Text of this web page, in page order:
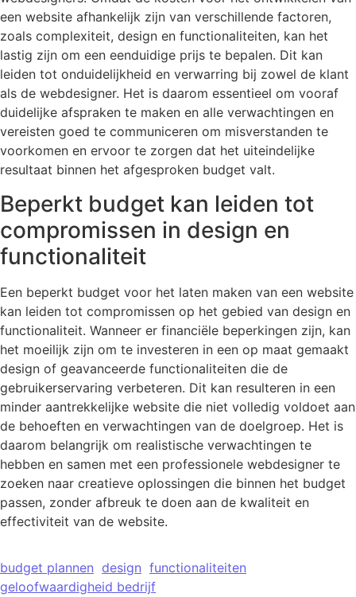
een website afhankelijk zijn van verschillende factoren,
zoals complexiteit, design en functionaliteiten, kan het
lastig zijn om een eenduidige prijs te bepalen. Dit kan
leiden tot onduidelijkheid en verwarring bij zowel de klant
als de webdesigner. Het is daarom essentieel om vooraf
duidelijke afspraken te maken en alle verwachtingen en
vereisten goed te communiceren om misverstanden te
voorkomen en ervoor te zorgen dat het uiteindelijke
resultaat binnen het afgesproken budget valt.
Beperkt budget kan leiden tot
compromissen in design en
functionaliteit
Een beperkt budget voor het laten maken van een website
kan leiden tot compromissen op het gebied van design en
functionaliteit. Wanneer er financiële beperkingen zijn, kan
het moeilijk zijn om te investeren in een op maat gemaakt
design of geavanceerde functionaliteiten die de
gebruikerservaring verbeteren. Dit kan resulteren in een
minder aantrekkelijke website die niet volledig voldoet aan
de behoeften en verwachtingen van de doelgroep. Het is
daarom belangrijk om realistische verwachtingen te
hebben en samen met een professionele webdesigner te
zoeken naar creatieve oplossingen die binnen het budget
passen, zonder afbreuk te doen aan de kwaliteit en
effectiviteit van de website.
budget plannen design functionaliteiten
geloofwaardigheid bedrijf